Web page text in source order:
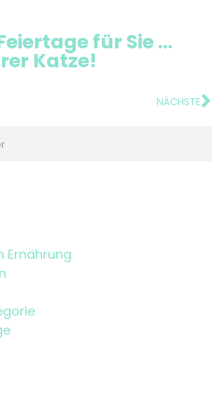
für Sie ...
Katze!
NÄCHSTE
Ernährung